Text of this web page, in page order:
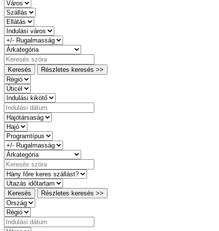
Keresés Részletes keresés >>
Keresés Részletes keresés >>